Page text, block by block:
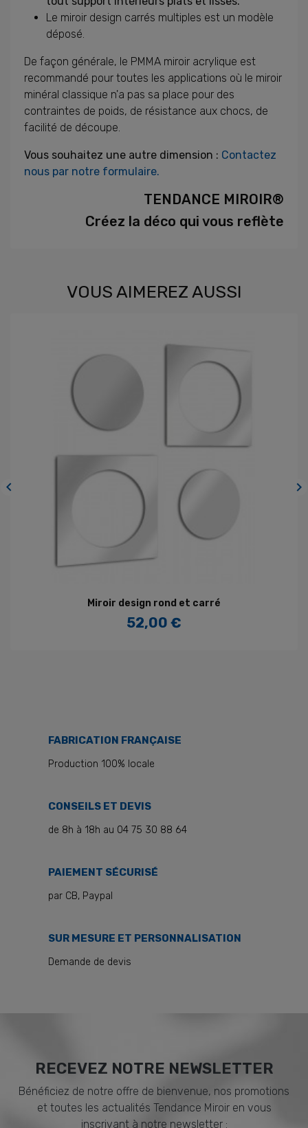
Le miroir design carrés multiples est un modèle
déposé.
De façon générale, le PMMA miroir acrylique est
recommandé pour toutes les applications où le miroir
minéral classique n'a pas sa place pour des
contraintes de poids, de résistance aux chocs, de
facilité de découpe.
Vous souhaitez une autre dimension : Contactez
nous par notre formulaire.
TENDANCE MIROIR®
Créez la déco qui vous reflète
VOUS AIMEREZ AUSSI

Miroir design rond et carré
Prix
52,00 €

FABRICATION FRANÇAISE
Production 100% locale
CONSEILS ET DEVIS
de 8h à 18h au 04 75 30 88 64
PAIEMENT SÉCURISÉ
par CB, Paypal
SUR MESURE ET PERSONNALISATION
Demande de devis
RECEVEZ NOTRE NEWSLETTER
Bénéficiez de notre offre de bienvenue, nos promotions
et toutes les actualités Tendance Miroir en vous
inscrivant à notre newsletter :